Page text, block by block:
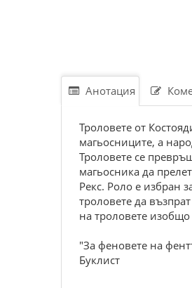
Анотация
Троловете от
магьосниците, а
Троловете се
магьосника да
Рекс. Роло е избран
троловете да
на троловете
"За феновете на
Буклист